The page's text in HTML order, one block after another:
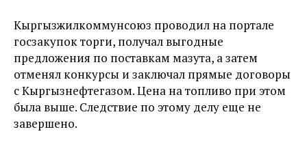
Кыргызжилкоммунсоюз проводил на портале
госзакупок торги, получал выгодные
предложения по поставкам мазута, а затем
отменял конкурсы и заключал прямые договоры
с Кыргызнефтегазом. Цена на топливо при этом
была выше. Следствие по этому делу еще не
завершено.